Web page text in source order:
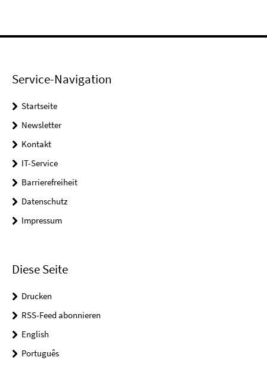
Service-Navigation
Startseite
Newsletter
Kontakt
IT-Service
Barrierefreiheit
Datenschutz
Impressum
Diese Seite
Drucken
RSS-Feed abonnieren
English
Português